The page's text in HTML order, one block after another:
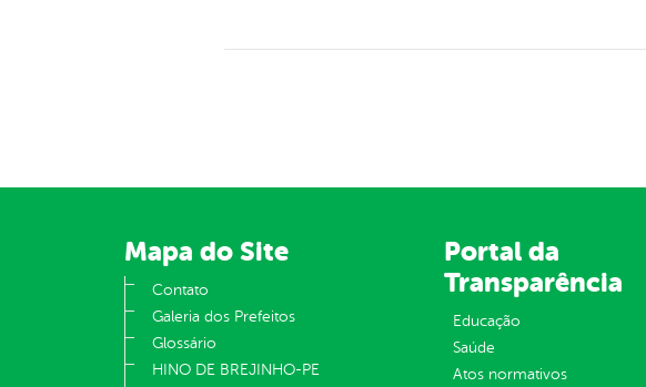
Mapa do Site
Contato
Galeria dos Prefeitos
Glossário
HINO DE BREJINHO-PE
Portal da
Transparência
Educação
Saúde
Atos normativos